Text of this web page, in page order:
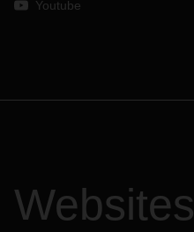
Youtube
Websites